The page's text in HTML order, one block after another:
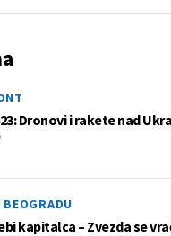
Dronovi i rakete nad
kapitalca – Zvezda se